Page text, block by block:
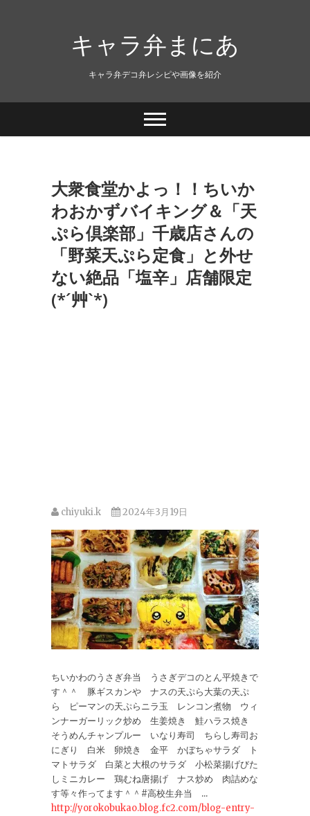
キャラ弁まにあ
キャラ弁デコ弁レシピや画像を紹介
大衆食堂かよっ！！ちいか
わおかずバイキング＆「天
ぷら倶楽部」千歳店さんの
「野菜天ぷら定食」と外せ
ない絶品「塩辛」店舗限定
(*´艸`*)
chiyuki.k 2024年3月19日
ちいかわのうさぎ弁当 うさぎデコのとん平焼きで
す＾＾ 豚ギスカンや ナスの天ぷら大葉の天ぷ
ら ピーマンの天ぷらニラ玉 レンコン煮物 ウィ
ンナーガーリック炒め 生姜焼き 鮭ハラス焼き
そうめんチャンプルー いなり寿司 ちらし寿司お
にぎり 白米 卵焼き 金平 かぼちゃサラダ ト
マトサラダ 白菜と大根のサラダ 小松菜揚げびた
しミニカレー 鶏むね唐揚げ ナス炒め 肉詰めな
す等々作ってます＾＾#高校生弁当 ...
http://yorokobukao.blog.fc2.com/blog-entry-